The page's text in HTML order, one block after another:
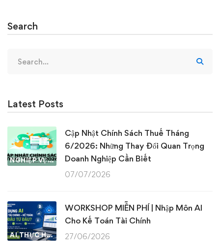
Search
for:
Latest Posts
NGHIỆP VỤ KẾ TOÁN & THUẾ
Cập Nhật Chính Sách Thuế Tháng
6/2026: Những Thay Đổi Quan Trọng
Doanh Nghiệp Cần Biết
07/07/2026
AI THỰC HÀNH
WORKSHOP MIỄN PHÍ | Nhập Môn AI
Cho Kế Toán Tài Chính
27/06/2026